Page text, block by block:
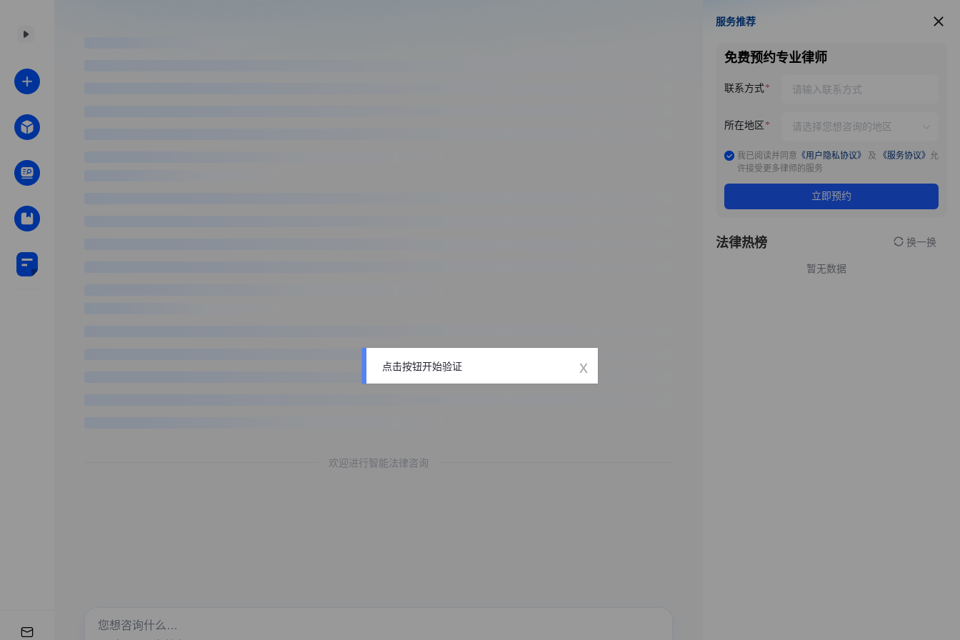
欢迎进行智能法律咨询
服务推荐
服务推荐
免费预约专业律师
联系方式
所在地区
我已阅读并同意 《用户隐私协议》 及 《服务协议》 允
许接受更多律师的服务
立即预约
法律热榜 换一换
暂无数据
点击按钮开始验证 x